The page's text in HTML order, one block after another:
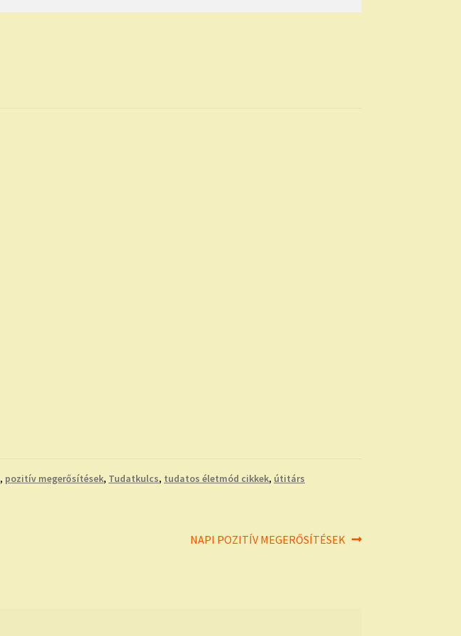
, pozitív megerősítések, Tudatkulcs, tudatos életmód cikkek, útitárs
Next
NAPI POZITÍV MEGERŐSÍTÉSEK